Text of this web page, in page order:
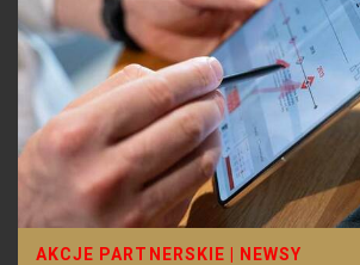
AKCJE PARTNERSKIE
NEWSY